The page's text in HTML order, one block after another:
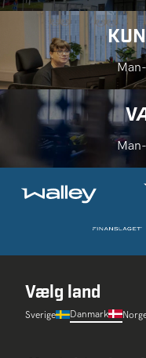
Vælg land
Sverige Danmark